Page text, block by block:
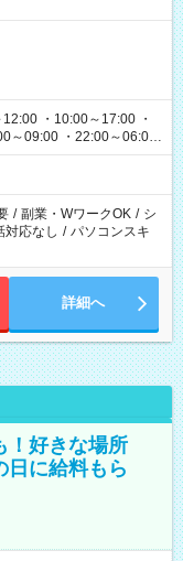
・10:00～17:00 ・
～09:00 ・22:00～06:00
/ 副業・WワークOK / シ
対応なし / パソコンスキ
詳細へ
！好きな場所
に給料もら